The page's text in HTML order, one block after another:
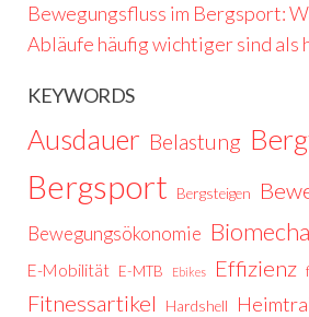
Bewegungsfluss im Bergsport:
Abläufe häufig wichtiger sind als
KEYWORDS
Ausdauer Belastung
Bergsport Bergsteigen
Bewegungsökonomie
E-Mobilität E-MTB Ebikes Effizienz
Fitnessartikel Hardshell